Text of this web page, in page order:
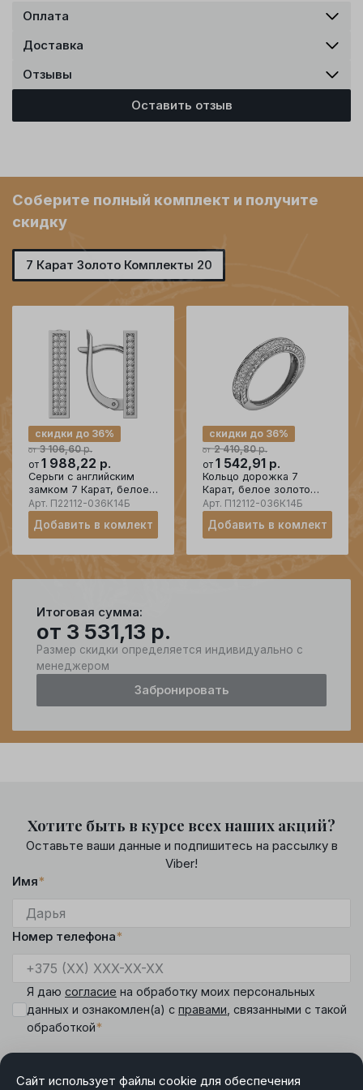
Оплата
Доставка
Отзывы
Оставить отзыв
Соберите полный комплект и получите
скидку
7 Карат Золото Комплекты 20
от 3 106,60р.
скидки до 36%
от 1 988,22 р.
Серьги с английским
замком 7 Карат, белое
золото 585 проба,
вставка фианит
Арт. П22112-036К14Б
Добавить в комлект
от 2 410,80р.
скидки до 36%
от 1 542,91 р.
Кольцо дорожка 7
Карат, белое золото
585 проба, вставка
фианит
Арт. П12112-036К14Б
Добавить в комлект
Итоговая сумма:
от 3 531,13 р.
Размер скидки определяется индивидуально с
менеджером
Забронировать
Сайт использует файлы cookie для обеспечения
Хотите быть в курсе всех наших акций?
Оставьте ваши данные и подпишитесь на рассылку в
Viber!
Имя*
Номер телефона*
Я даю согласие на обработку моих персональных
данных и ознакомлен(а) с правами , связанными с такой
обработкой*